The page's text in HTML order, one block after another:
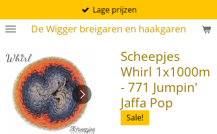
direct
naar
hoofdinhoud
De Wigger breigaren en haakgaren
Lage prijzen
Scheepjes
Whirl 1x1000m
- 771 Jumpin'
Jaffa Pop
Sale!